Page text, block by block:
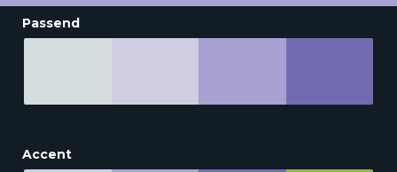
Passend
Accent